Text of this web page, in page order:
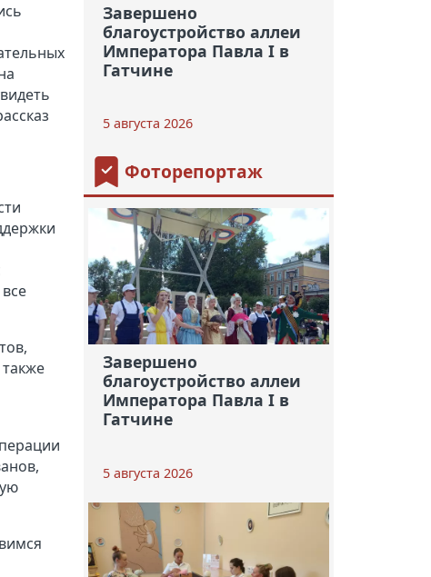
Завершено
благоустройство аллеи
Императора Павла I в
Гатчине
5 августа 2026
Фоторепортаж
Завершено
благоустройство аллеи
Императора Павла I в
Гатчине
5 августа 2026